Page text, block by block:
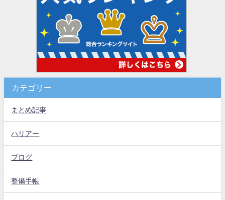
カテゴリー
まとめ記事
ハリアー
ブログ
整備手帳